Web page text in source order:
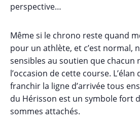
perspective…
Même si le chrono reste quand
pour un athlète, et c’est normal,
sensibles au soutien que chacun
l’occasion de cette course.
franchir la ligne d’arrivée tous
du Hérisson est un symbole fort
sommes attachés.